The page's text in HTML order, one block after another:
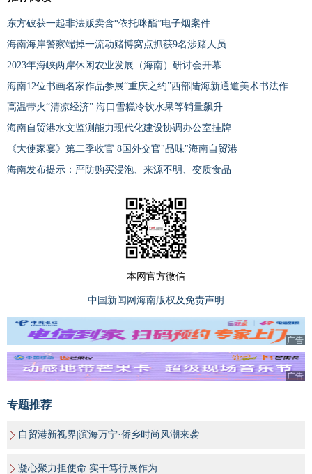
东方破获一起非法贩卖含“依托咪酯”电子烟案件
海南海岸警察端掉一流动赌博窝点抓获9名涉赌人员
2023年海峡两岸休闲农业发展（海南）研讨会开幕
海南12位书画名家作品参展“重庆之约”西部陆海新通道美术书法作品展
高温带火“清凉经济” 海口雪糕冷饮水果等销量飙升
海南自贸港水文监测能力现代化建设协调办公室挂牌
《大使家宴》第二季收官 8国外交官"品味"海南自贸港
海南发布提示：严防购买浸泡、来源不明、变质食品
本网官方微信
中国新闻网海南版权及免责声明
广告
广告
专题推荐
自贸港新视界|滨海万宁·侨乡时尚风潮来袭
凝心聚力担使命 实干笃行展作为